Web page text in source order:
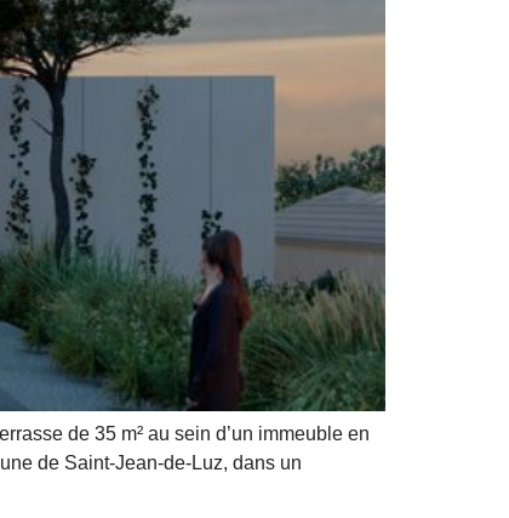
de 35 m² au sein d’un immeuble en
de Saint-Jean-de-Luz, dans un